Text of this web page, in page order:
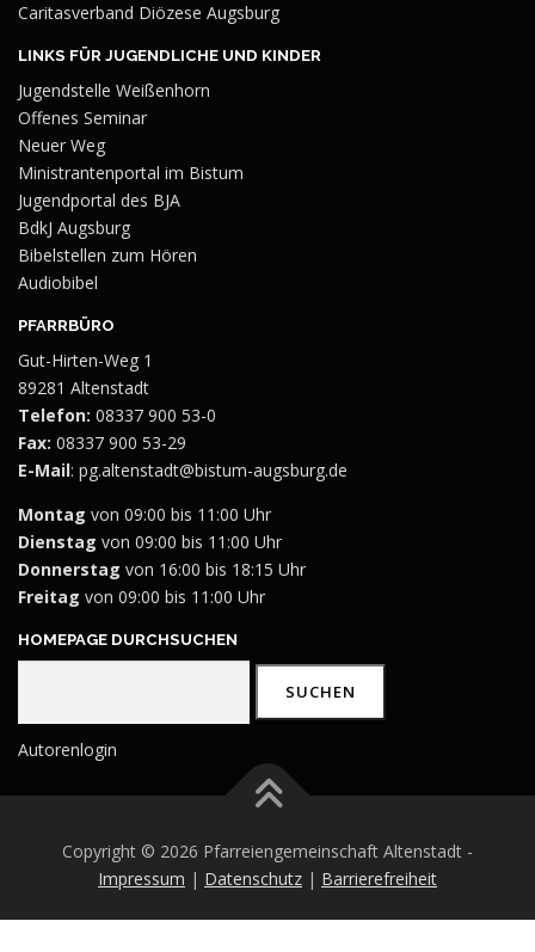
Caritasverband Diözese Augsburg
LINKS FÜR JUGENDLICHE UND KINDER
Jugendstelle Weißenhorn
Offenes Seminar
Neuer Weg
Ministrantenportal im Bistum
Jugendportal des BJA
BdkJ Augsburg
Bibelstellen zum Hören
Audiobibel
PFARRBÜRO
Gut-Hirten-Weg 1
89281 Altenstadt
Telefon: 08337 900 53-0
Fax: 08337 900 53-29
E-Mail: pg.altenstadt@bistum-augsburg.de
Montag von 09:00 bis 11:00 Uhr
Dienstag von 09:00 bis 11:00 Uhr
Donnerstag von 16:00 bis 18:15 Uhr
Freitag von 09:00 bis 11:00 Uhr
HOMEPAGE DURCHSUCHEN
SUCHEN
Autorenlogin
Copyright © 2026 Pfarreiengemeinschaft Altenstadt -
Impressum | Datenschutz | Barrierefreiheit